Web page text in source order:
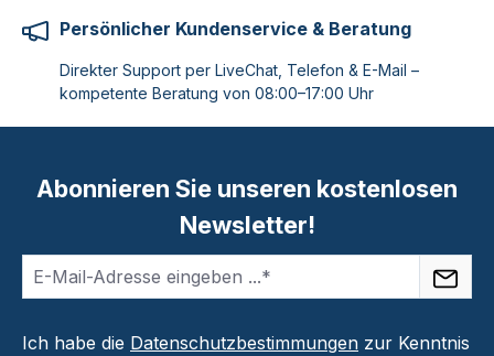
Persönlicher Kundenservice & Beratung
Direkter Support per LiveChat, Telefon & E-Mail –
kompetente Beratung von 08:00–17:00 Uhr
Abonnieren Sie unseren kostenlosen
Newsletter!
Ich habe die Datenschutzbestimmungen zur Kenntnis